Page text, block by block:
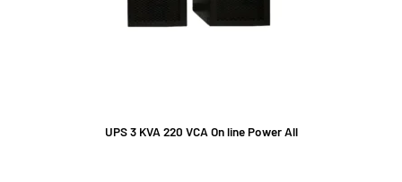
UPS 3 KVA 220 VCA On line Power All